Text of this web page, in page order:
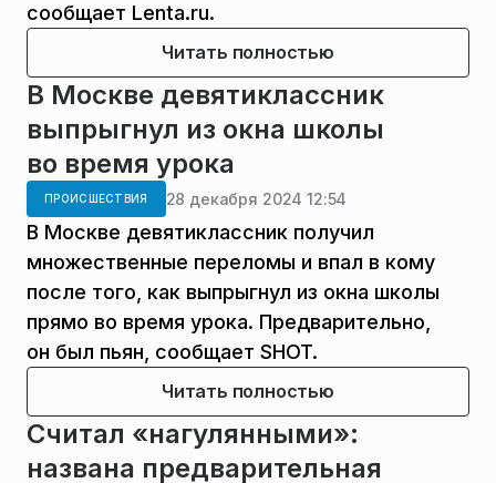
сообщает Lenta.ru.
Читать полностью
В Москве девятиклассник
выпрыгнул из окна школы
во время урока
ПРОИСШЕСТВИЯ 28 декабря 2024 12:54
В Москве девятиклассник получил
множественные переломы и впал в кому
после того, как выпрыгнул из окна школы
прямо во время урока. Предварительно,
он был пьян, сообщает SHOT.
Читать полностью
Считал «нагулянными»:
названа предварительная